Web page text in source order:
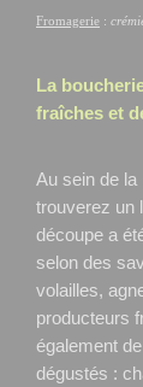
Fromagerie :
La
fraîches et
Au sein de la
trouverez un
découpe a
selon des
volailles,
producteurs
également
dégustés :